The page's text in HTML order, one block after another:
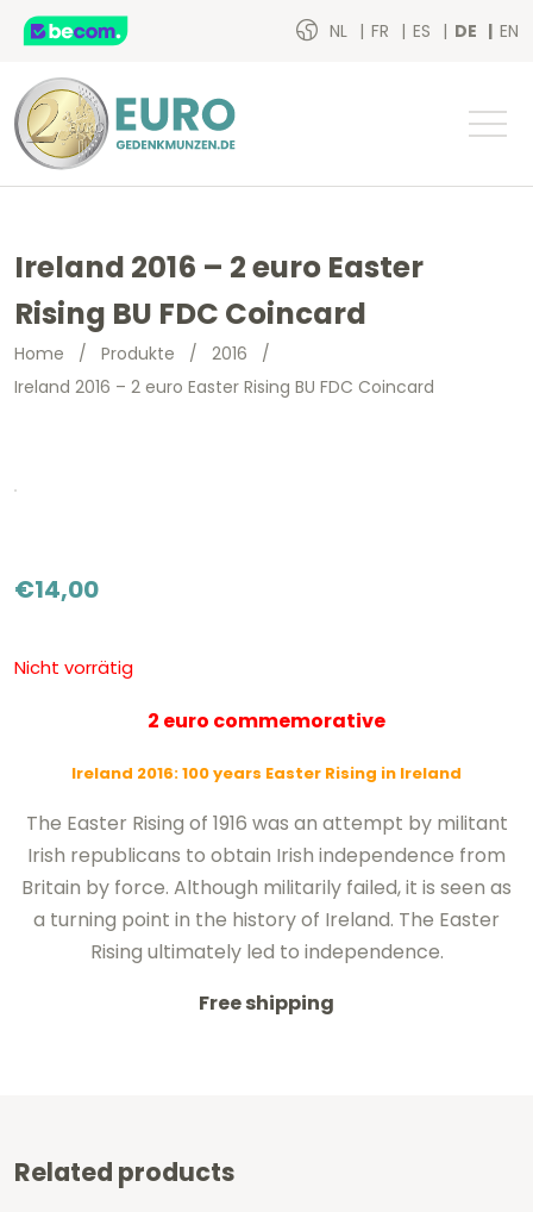
NL FR ES DE EN
Ireland 2016 – 2 euro Easter
Rising BU FDC Coincard
Home / Produkte / 2016 /
Ireland 2016 – 2 euro Easter Rising BU FDC Coincard
€14,00
Nicht vorrätig
2 euro commemorative
Ireland 2016: 100 years Easter Rising in Ireland
The Easter Rising of 1916 was an attempt by militant
Irish republicans to obtain Irish independence from
Britain by force. Although militarily failed, it is seen as
a turning point in the history of Ireland. The Easter
Rising ultimately led to independence.
Free shipping
Related products